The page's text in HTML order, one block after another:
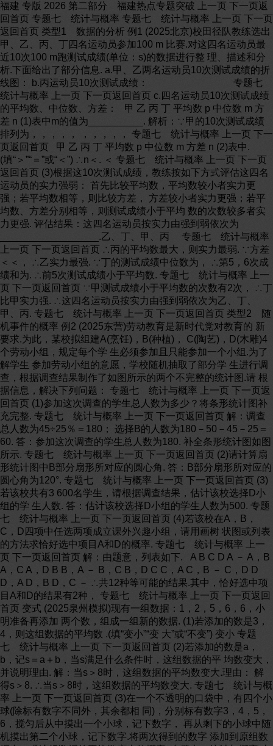
福建 专版 2026 第二部分 福建热点专题突破 上一页 下一页返
回首页 专题七 统计与概率 专题七 统计与概率 上一页 下一页
返回首页 类型1 数据的分析 例1 (2025北京)校田径队教练选出
甲、乙、丙、丁四名运动员参加100 m 比赛.对这四名运动员最
近10次100 m跑测试成绩(单位：s)的数据进行整 理、描述和分
析.下面给出了部分信息. a.甲、乙两名运动员10次测试成绩的折
线图： b.丙运动员10次测试成绩： 专题七
统计与概率 上一页 下一页返回首页 c.四名运动员10次测试成绩
的平均数、中位数、方差： 甲 乙 丙 丁 平均数 p 中位数 m 方
差 n (1)表中m的值为__________. 解析：∵甲的10次测试成绩
排列为，，，，， ，，，，， 专题七 统计与概率 上一页 下一
页返回首页 甲 乙 丙 丁 平均数 p 中位数 m 方差 n (2)表中.
(填“＞”“＝”或“＜”) ∴n＜. ＜ 专题七 统计与概率 上一页 下一页
返回首页 (3)根据这10次测试成绩，教练按如下方式评估这四名
运动员的实力强弱： 首先比较平均数，平均数较小者实力更
强；若平均数相等，则比较方差， 方差较小者实力更强；若平
均数、方差分别相等，则测试成绩小于平均 数的次数较多者实
力更强. 评估结果：这四名运动员按实力由强到弱依次为
__________________.乙、丁、甲、丙 专题七 统计与概率
上一页 下一页返回首页 ∴丙的平均数最大，则实力最弱. ∵方差
＜＜， ∴乙实力最强. ∵丁的测试成绩中位数为， ∴第5，6次成
绩和为. ∴前5次测试成绩小于平均数. 专题七 统计与概率 上一
页 下一页返回首页 ∵甲测试成绩小于平均数的次数有2次， ∴丁
比甲实力强. ∴这四名运动员按实力由强到弱依次为乙、丁、
甲、丙. 专题七 统计与概率 上一页 下一页返回首页 类型2 随
机事件的概率 例2 (2025东营)劳动教育是新时代党对教育的 新
要求.为此，某校拟组建A(烹饪)，B(种植)， C(陶艺)，D(木雕)4
个劳动小组，规定每个学 生必须参加且只能参加一个小组.为了
解学生 参加劳动小组的意愿，学校随机抽取了部分学 生进行调
查，根据调查结果制作了如图所示的两个不完整的统计图.请 根
据信息，解决下列问题： 专题七 统计与概率 上一页 下一页返
回首页 (1)参加这次调查的学生总人数为多少？将条形统计图补
充完整. 专题七 统计与概率 上一页 下一页返回首页 解：调查
总人数为45÷25％＝180； 选择B的人数为180－50－45－25＝
60. 答：参加这次调查的学生总人数为180. 补全条形统计图如图
所示. 专题七 统计与概率 上一页 下一页返回首页 (2)请计算扇
形统计图中B部分扇形所对应的圆心角. 答：B部分扇形所对应的
圆心角为120°. 专题七 统计与概率 上一页 下一页返回首页 (3)
若该校共有3 600名学生，请根据调查结果，估计该校选择D小
组的学 生人数. 答：估计该校选择D小组的学生人数为500. 专题
七 统计与概率 上一页 下一页返回首页 (4)若该校在A，B，
C，D四项中任选两项成立课外兴趣小组，请用画树 状图或列表
的方法求恰好选中项目A和D的概率. 专题七 统计与概率 上一
页 下一页返回首页 解：由题意，列表如下. A B C D A － A，B
A，C A，D B B，A － B，C B，D C C，A C，B － C，D D
D，A D，B D，C － ∴共12种等可能的结果.其中，恰好选中项
目A和D的结果有2种， 专题七 统计与概率 上一页 下一页返回
首页 变式 (2025泉州模拟)现有一组数据：1，2，5，6，6，小
明准备再添加 两个数，组成一组新的数据. (1)若添加的数是3，
4，则这组数据的平均数 .(填“变小”“变 大”或“不变”) 变小 专题
七 统计与概率 上一页 下一页返回首页 (2)若添加的数是a，
b，记s＝a＋b，当s满足什么条件时，这组数据的平 均数变大，
并说明理由. 解：当s＞8时，这组数据的平均数变大.理由： 解
得s＞8. ∴当s＞8时，这组数据的平均数变大. 专题七 统计与概
率 上一页 下一页返回首页 (3)在一个不透明的口袋中，有四个小
球(除标有数字不同外，其余都相 同)，分别标有数字3，4，5，
6，搅匀后从中摸出一个小球，记下数字， 再从剩下的小球中随
机摸出第二个小球，记下数字.将两次得到的数字 添加到原组数